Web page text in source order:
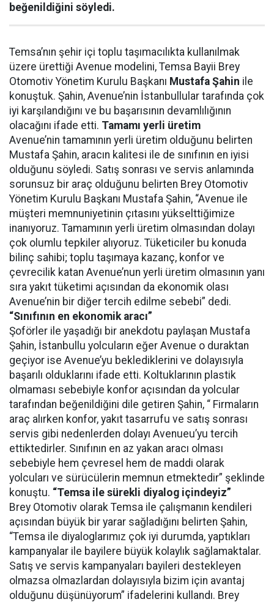
beğenildiğini söyledi.
Temsa’nın şehir içi toplu taşımacılıkta kullanılmak
üzere ürettiği Avenue modelini, Temsa Bayii Brey
Otomotiv Yönetim Kurulu Başkanı Mustafa Şahin ile
konuştuk. Şahin, Avenue’nin İstanbullular tarafında çok
iyi karşılandığını ve bu başarısının devamlılığının
olacağını ifade etti. Tamamı yerli üretim
Avenue’nin tamamının yerli üretim olduğunu belirten
Mustafa Şahin, aracın kalitesi ile de sınıfının en iyisi
olduğunu söyledi. Satış sonrası ve servis anlamında
sorunsuz bir araç olduğunu belirten Brey Otomotiv
Yönetim Kurulu Başkanı Mustafa Şahin, “Avenue ile
müşteri memnuniyetinin çıtasını yükselttiğimize
inanıyoruz. Tamamının yerli üretim olmasından dolayı
çok olumlu tepkiler alıyoruz. Tüketiciler bu konuda
bilinç sahibi; toplu taşımaya kazanç, konfor ve
çevrecilik katan Avenue’nun yerli üretim olmasının yanı
sıra yakıt tüketimi açısından da ekonomik olası
Avenue’nin bir diğer tercih edilme sebebi” dedi.
“Sınıfının en ekonomik aracı”
Şoförler ile yaşadığı bir anekdotu paylaşan Mustafa
Şahin, İstanbullu yolcuların eğer Avenue o duraktan
geçiyor ise Avenue’yu beklediklerini ve dolayısıyla
başarılı olduklarını ifade etti. Koltuklarının plastik
olmaması sebebiyle konfor açısından da yolcular
tarafından beğenildiğini dile getiren Şahin, “ Firmaların
araç alırken konfor, yakıt tasarrufu ve satış sonrası
servis gibi nedenlerden dolayı Avenueu’yu tercih
ettiktedirler. Sınıfının en az yakan aracı olması
sebebiyle hem çevresel hem de maddi olarak
yolcuları ve sürücülerin memnun etmektedir” şeklinde
konuştu. “Temsa ile sürekli diyalog içindeyiz”
Brey Otomotiv olarak Temsa ile çalışmanın kendileri
açısından büyük bir yarar sağladığını belirten Şahin,
“Temsa ile diyaloglarımız çok iyi durumda, yaptıkları
kampanyalar ile bayilere büyük kolaylık sağlamaktalar.
Satış ve servis kampanyaları bayileri destekleyen
olmazsa olmazlardan dolayısıyla bizim için avantaj
olduğunu düşünüyorum” ifadelerini kullandı. Brey